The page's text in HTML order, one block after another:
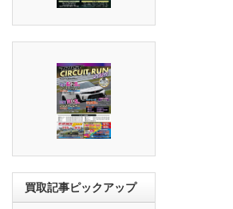
買取記事ピックアップ